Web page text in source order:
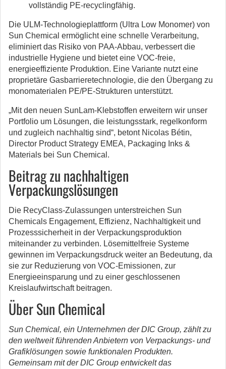
vollständig PE-recyclingfähig.
Die ULM-Technologieplattform (Ultra Low Monomer) von
Sun Chemical ermöglicht eine schnelle Verarbeitung,
eliminiert das Risiko von PAA-Abbau, verbessert die
industrielle Hygiene und bietet eine VOC-freie,
energieeffiziente Produktion. Eine Variante nutzt eine
proprietäre Gasbarrieretechnologie, die den Übergang zu
monomaterialen PE/PE-Strukturen unterstützt.
„Mit den neuen SunLam-Klebstoffen erweitern wir unser
Portfolio um Lösungen, die leistungsstark, regelkonform
und zugleich nachhaltig sind“, betont Nicolas Bétin,
Director Product Strategy EMEA, Packaging Inks &
Materials bei Sun Chemical.
Beitrag zu nachhaltigen
Verpackungslösungen
Die RecyClass-Zulassungen unterstreichen Sun
Chemicals Engagement, Effizienz, Nachhaltigkeit und
Prozesssicherheit in der Verpackungsproduktion
miteinander zu verbinden. Lösemittelfreie Systeme
gewinnen im Verpackungsdruck weiter an Bedeutung, da
sie zur Reduzierung von VOC-Emissionen, zur
Energieeinsparung und zu einer geschlossenen
Kreislaufwirtschaft beitragen.
Über Sun Chemical
Sun Chemical, ein Unternehmen der DIC Group, zählt zu
den weltweit führenden Anbietern von Verpackungs- und
Grafiklösungen sowie funktionalen Produkten.
Gemeinsam mit der DIC Group entwickelt das